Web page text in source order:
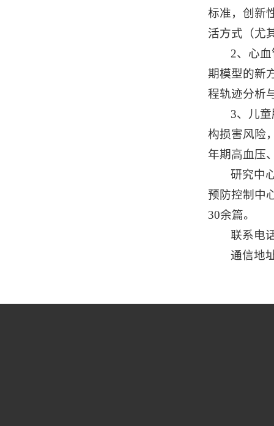
标准，创新
活方式（尤
2、心
期模型的新
程轨迹分析
3、儿
构损害风险
年期高血压
研究中
预防控制中
30余篇。
联系电
通信地